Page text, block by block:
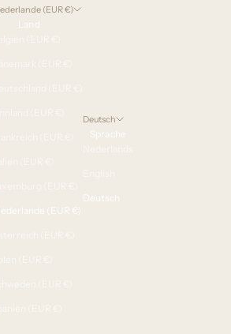
(EUR €)
Land
(EUR €)
Deutsch
Sprache
Deutsch